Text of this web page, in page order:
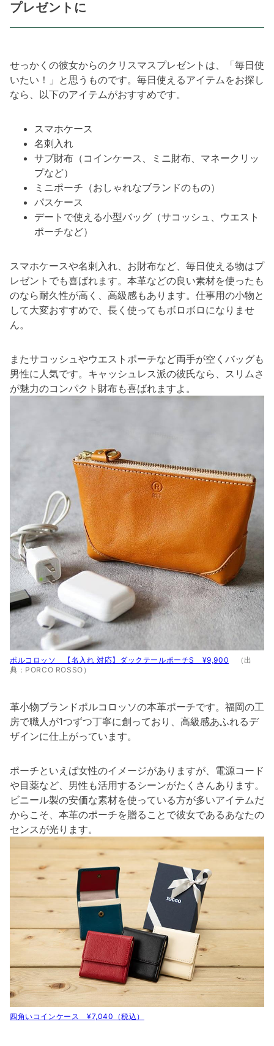
プレゼントに
せっかくの彼女からのクリスマスプレゼントは、「毎日使
いたい！」と思うものです。毎日使えるアイテムをお探し
なら、以下のアイテムがおすすめです。
スマホケース
名刺入れ
サブ財布（コインケース、ミニ財布、マネークリッ
プなど）
ミニポーチ（おしゃれなブランドのもの）
パスケース
デートで使える小型バッグ（サコッシュ、ウエスト
ポーチなど）
スマホケースや名刺入れ、お財布など、毎日使える物はプ
レゼントでも喜ばれます。本革などの良い素材を使ったも
のなら耐久性が高く、高級感もあります。仕事用の小物と
して大変おすすめで、長く使ってもボロボロになりませ
ん。
またサコッシュやウエストポーチなど両手が空くバッグも
男性に人気です。キャッシュレス派の彼氏なら、スリムさ
が魅力のコンパクト財布も喜ばれますよ。
ポルコロッソ 【名入れ 対応】ダックテールポーチS ¥9,900 （出
典：PORCO ROSSO）
革小物ブランドポルコロッソの本革ポーチです。福岡の工
房で職人が1つずつ丁寧に創っており、高級感あふれるデ
ザインに仕上がっています。
ポーチといえば女性のイメージがありますが、電源コード
や目薬など、男性も活用するシーンがたくさんあります。
ビニール製の安価な素材を使っている方が多いアイテムだ
からこそ、本革のポーチを贈ることで彼女であるあなたの
センスが光ります。
四角いコインケース ¥7,040（税込）